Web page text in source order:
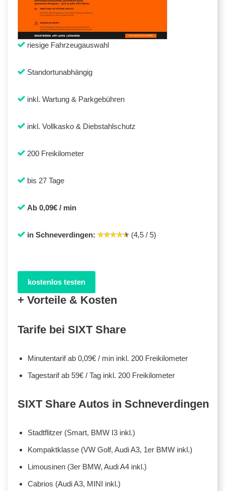
riesige Fahrzeugauswahl
Standortunabhängig
inkl. Wartung & Parkgebühren
inkl. Vollkasko & Diebstahlschutz
200 Freikilometer
bis 27 Tage
Ab 0,09€ / min
in Schneverdingen: (4,5 / 5)
kostenlos testen
+ Vorteile & Kosten
Tarife bei SIXT Share
Minutentarif ab 0,09€ / min inkl. 200 Freikilometer
Tagestarif ab 59€ / Tag inkl. 200 Freikilometer
SIXT Share Autos in Schneverdingen
Stadtflitzer (Smart, BMW I3 inkl.)
Kompaktklasse (VW Golf, Audi A3, 1er BMW inkl.)
Limousinen (3er BMW, Audi A4 inkl.)
Cabrios (Audi A3, MINI inkl.)